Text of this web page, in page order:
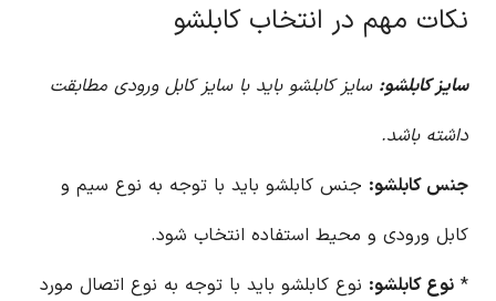
نکات مهم در انتخاب کابلشو
سایز کابلشو: سایز کابلشو باید با سایز کابل ورودی مطابقت
داشته باشد.
جنس کابلشو: جنس کابلشو باید با توجه به نوع سیم و
کابل ورودی و محیط استفاده انتخاب شود.
* نوع کابلشو: نوع کابلشو باید با توجه به نوع اتصال مورد